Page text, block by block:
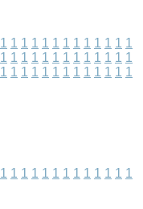
1 1 1 1 1 1 1 1 1 1 1 1 1
1 1 1 1 1 1 1 1 1 1 1 1 1
1 1 1 1 1 1 1 1 1 1 1 1 1
1 1 1 1 1 1 1 1 1 1 1 1 1